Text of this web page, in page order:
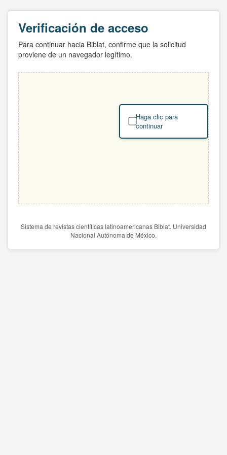
Verificación de acceso
Para continuar hacia Biblat, confirme que la solicitud
proviene de un navegador legítimo.
Haga clic para
continuar
Sistema de revistas científicas latinoamericanas Biblat. Universidad
Nacional Autónoma de México.